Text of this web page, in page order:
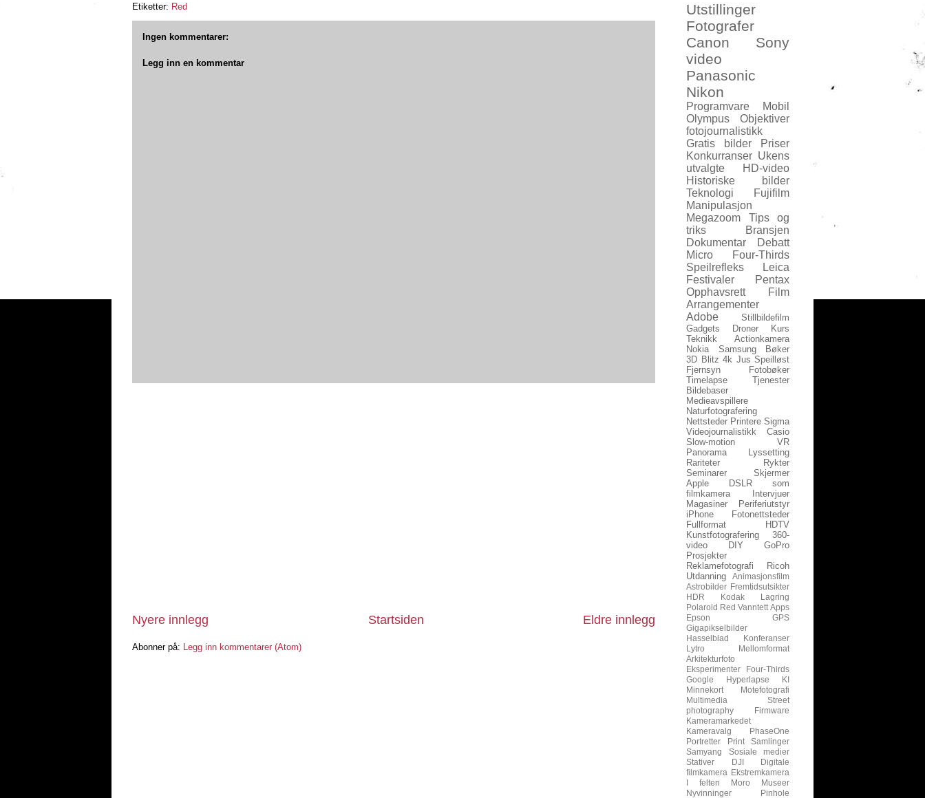
Etiketter: Red
Ingen kommentarer:
Legg inn en kommentar
Nyere innlegg Eldre innlegg
Startsiden
Abonner på: Legg inn kommentarer (Atom)
Utstillinger
Fotografer
Canon
Sony
video
Panasonic
Nikon
Programvare
Mobil
Olympus
Objektiver
fotojournalistikk
Gratis bilder
Priser
Konkurranser Ukens
utvalgte
HD-video
Historiske bilder
Teknologi
Fujifilm
Manipulasjon
Megazoom
Tips og
triks
Bransjen
Dokumentar
Debatt
Micro Four-Thirds
Speilrefleks
Leica
Festivaler
Pentax
Opphavsrett
Film
Arrangementer
Adobe
Stillbildefilm
Gadgets
Droner
Kurs
Teknikk
Actionkamera
Nokia
Samsung
Bøker
3D Blitz 4k Jus Speilløst
Fjernsyn
Fotobøker
Timelapse
Tjenester
Bildebaser
Medieavspillere
Naturfotografering
Nettsteder Printere Sigma
Videojournalistikk
Casio
Slow-motion
VR
Panorama
Lyssetting
Rariteter
Rykter
Seminarer
Skjermer
Apple
DSLR som
filmkamera
Intervjuer
Magasiner
Periferiutstyr
iPhone
Fotonettsteder
Fullformat
HDTV
Kunstfotografering
360-
video
DIY
GoPro
Prosjekter
Reklamefotografi
Ricoh
Utdanning
Animasjonsfilm
Astrobilder Fremtidsutsikter
HDR
Kodak
Lagring
Polaroid Red Vanntett Apps
Epson
GPS
Gigapikselbilder
Hasselblad
Konferanser
Lytro
Mellomformat
Arkitekturfoto
Eksperimenter
Four-Thirds
Google
Hyperlapse
KI
Minnekort
Motefotografi
Multimedia
Street
photography
Firmware
Kameramarkedet
Kameravalg
PhaseOne
Portretter
Print
Samlinger
Samyang
Sosiale medier
Stativer
DJI
Digitale
filmkamera Ekstremkamera
I felten
Moro
Museer
Nyvinninger
Pinhole